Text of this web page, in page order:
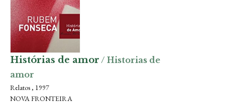
Histórias de amor / Historias de
amor
Relatos , 1997
NOVA FRONTEIRA